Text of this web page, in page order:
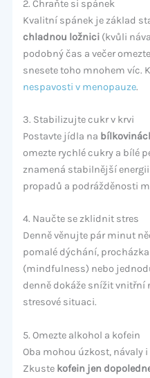
2. Chraňte si spánek
Kvalitní spánek je základ
chladnou ložnici(kvůli
podobný čas a večer
snesete toho mnohem víc.
nespavosti v menopauze.
3. Stabilizujte cukr v krvi
Postavte jídla na
omezte rychlé cukry a bílé
znamená stabilnější
propadů a podrážděnosti
4. Naučte se zklidnit stres
Denně věnujte pár minut
pomalé dýchání,
(mindfulness) nebo
denně dokáže snížit vnitřní
stresové situaci.
5. Omezte alkohol a kofein
Oba mohou úzkost, návaly
Zkuste kofein jen